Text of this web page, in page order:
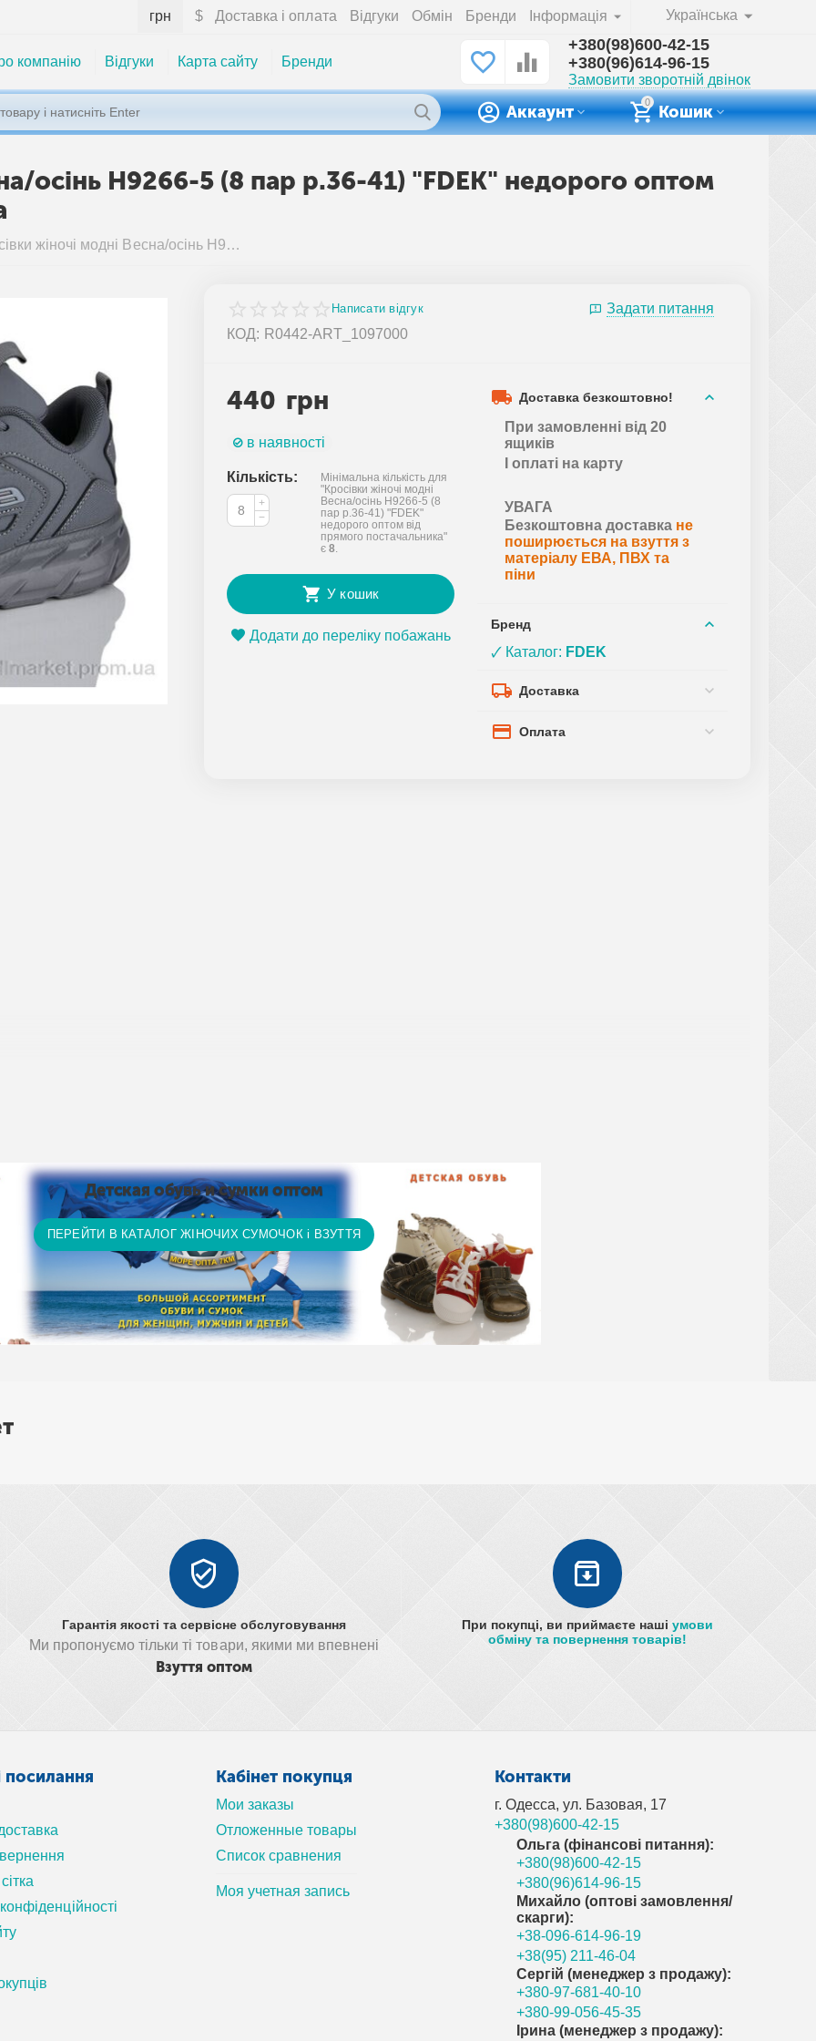
Українська
Доставка і оплата Відгуки Обмін Бренди Інформація
грн $
компанію Відгуки Карта сайту Бренди
+380(98)600-42-15
+380(96)614-96-15
Замовити зворотній двінок
0
Кошик
Аккаунт
осінь H9266-5 (8 пар р.36-41) "FDEK" недорого оптом
Кросівки жіночі модні Весна/осінь H9266-5 (8 пар р.36-41) "FDEK" недорого оптом від прямого постачальника
Написати відгук
Задати питання
КОД: R0442-ART_1097000
440 грн
в наявності
Кількість:
+
−
Мінімальна кількість для
"Кросівки жіночі модні
Весна/осінь H9266-5 (8
пар р.36-41) "FDEK"
недорого оптом від
прямого постачальника"
є8.
У кошик
Додати до переліку побажань
Доставка безкоштовно!
При замовленні від 20
ящиків
І оплаті на карту
УВАГА
Безкоштовна доставка не
поширюється на взуття з
матеріалу ЕВА, ПВХ та
піни
Бренд
🗸 Каталог: FDEK
Доставка
Оплата
15 тис. грн. і оплаті на карту доставка безкоштовно! При замовленні взуття від 20 ящиків (крім
карту доставка безкоштовно! Доставка НЕ ​​ОПЛАЧУЄТЬСЯ за великогабаритний товар (валізи,
рушники тощо)
Детская обувь и сумки оптом
ПЕРЕЙТИ В КАТАЛОГ ЖІНОЧИХ СУМОЧОК і ВЗУТТЯ
Гарантія якості та сервісне обслуговування
Ми пропонуємо тільки ті товари, якими ми впевнені
Взуття оптом
При покупці, ви приймаєте нашіумови
обміну та повернення товарів!
посилання Кабінет покупця
Мои заказы
Отложенные товары
Список сравнения
Моя учетная запись
Контакти
г. Одесса, ул. Базовая, 17
+380(98)600-42-15
Ольга (фінансові питання):
+380(98)600-42-15
+380(96)614-96-15
Михайло (оптові замовлення/
скарги):
+38-096-614-96-19
+38(95) 211-46-04
Сергій (менеджер з продажу):
+380-97-681-40-10
+380-99-056-45-35
Ірина (менеджер з продажу):